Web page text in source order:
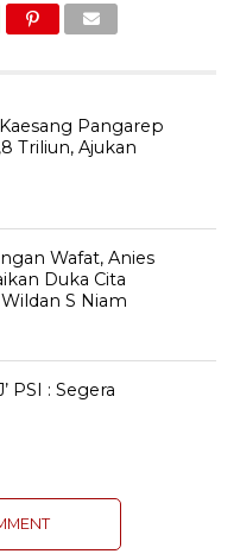
Pangarep
Triliun, Ajukan
Wafat, Anies
Duka Cita
S Niam
PSI : Segera